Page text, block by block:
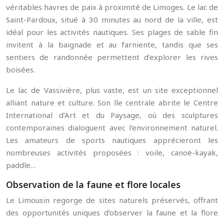
véritables havres de paix à proximité de Limoges. Le lac de
Saint-Pardoux, situé à 30 minutes au nord de la ville, est
idéal pour les activités nautiques. Ses plages de sable fin
invitent à la baignade et au farniente, tandis que ses
sentiers de randonnée permettent d’explorer les rives
boisées.
Le lac de Vassivière, plus vaste, est un site exceptionnel
alliant nature et culture. Son île centrale abrite le Centre
International d’Art et du Paysage, où des sculptures
contemporaines dialoguent avec l’environnement naturel.
Les amateurs de sports nautiques apprécieront les
nombreuses activités proposées : voile, canoë-kayak,
paddle…
Observation de la faune et flore locales
Le Limousin regorge de sites naturels préservés, offrant
des opportunités uniques d’observer la faune et la flore